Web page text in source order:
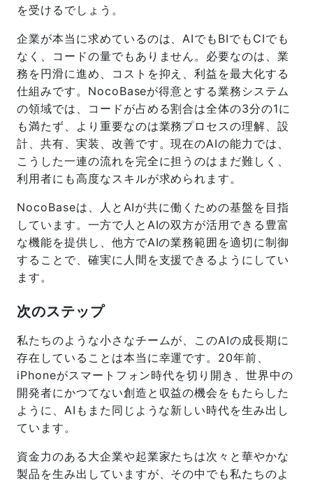
を受けるでしょう。
企業が本当に求めているのは、AIでもBIでもCIでも
なく、コードの量でもありません。必要なのは、業
務を円滑に進め、コストを抑え、利益を最大化する
仕組みです。NocoBaseが得意とする業務システム
の領域では、コードが占める割合は全体の3分の1に
も満たず、より重要なのは業務プロセスの理解、設
計、共有、実装、改善です。現在のAIの能力では、
こうした一連の流れを完全に担うのはまだ難しく、
利用者にも高度なスキルが求められます。
NocoBaseは、人とAIが共に働くための基盤を目指
しています。一方で人とAIの双方が活用できる豊富
な機能を提供し、他方でAIの業務範囲を適切に制御
することで、確実に人間を支援できるようにしてい
ます。
次のステップ
私たちのような小さなチームが、このAIの成長期に
存在していることは本当に幸運です。20年前、
iPhoneがスマートフォン時代を切り開き、世界中の
開発者にかつてない創造と収益の機会をもたらした
ように、AIもまた同じような新しい時代を生み出し
ています。
資金力のある大企業や起業家たちは次々と華やかな
製品を生み出していますが、その中でも私たちのよ